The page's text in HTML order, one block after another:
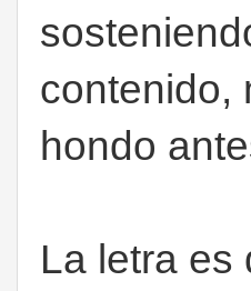
contenido,
hondo
La letra es